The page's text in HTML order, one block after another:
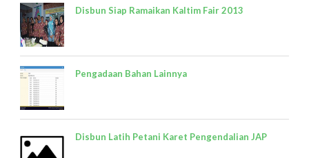
Disbun Siap Ramaikan Kaltim Fair 2013
Pengadaan Bahan Lainnya
Disbun Latih Petani Karet Pengendalian JAP